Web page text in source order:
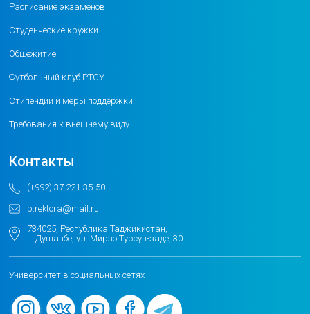
Расписание экзаменов
Студенческие кружки
Общежитие
Футбольный клуб РТСУ
Стипендии и меры поддержки
Требования к внешнему виду
Контакты
(+992) 37 221-35-50
p.rektora@mail.ru
734025, Республика Таджикистан,
г. Душанбе, ул. Мирзо Турсун-заде, 30
Университет в социальных сетях